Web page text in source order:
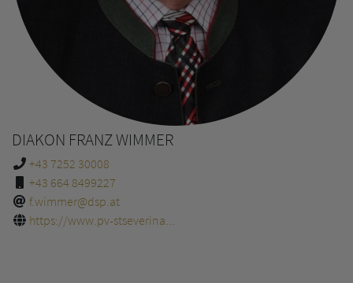
DIAKON FRANZ WIMMER
+43 7252 30008
+43 664 8499227
f.wimmer@dsp.at
https://www.pv-stseverina...